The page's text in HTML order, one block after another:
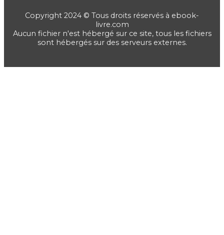
Copyright 2024 © Tous droits réservés à ebook-
livre.com
Aucun fichier n'est hébergé sur ce site, tous les fichiers
sont hébergés sur des serveurs externes.